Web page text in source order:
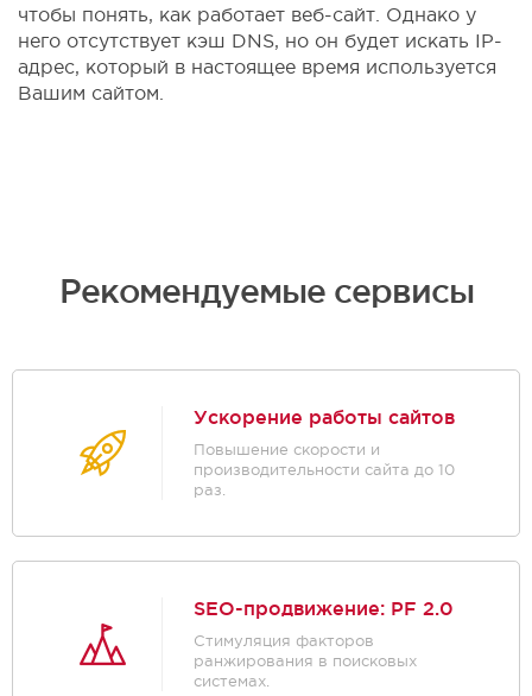
чтобы понять, как работает веб-сайт. Однако у
него отсутствует кэш DNS, но он будет искать IP-
адрес, который в настоящее время используется
Вашим сайтом.
Рекомендуемые сервисы
Ускорение работы сайтов
Повышение скорости и
производительности сайта до 10
раз.
SEO-продвижение: PF 2.0
Стимуляция факторов
ранжирования в поисковых
системах.